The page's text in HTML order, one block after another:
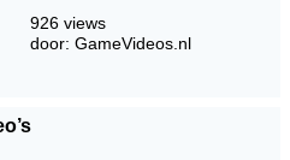
926 views
door: GameVideos.nl